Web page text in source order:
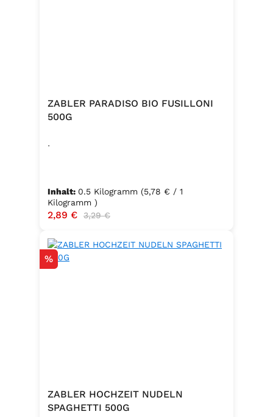
ZABLER PARADISO BIO FUSILLONI
500G
.
Inhalt: 0.5 Kilogramm (5,78 € / 1
Kilogramm )
Verkaufspreis:
2,89 € Regulärer Preis:
3,29 €
Rabatt
%
ZABLER HOCHZEIT NUDELN
SPAGHETTI 500G